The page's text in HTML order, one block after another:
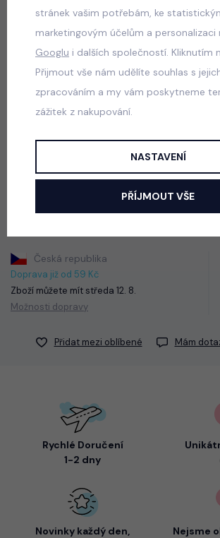
VLOŽIT DO KOŠÍKU
Glamour stretch džíny s krajkovými
Česká republika
Doprava již od 59 Kč
Zboží můžete mít středa 12. 8.
Možnosti dopravy
Přidat mezi oblíbené Mám
Rychlé Doručení
1-2 dny
Novinky každý den, Nejsme
stránek vašim potřebám, ke
marketingovým účelům a personalizaci
Googlu i dalších společností. Kliknutím
Přijmout vše nám udělíte souhlas s
zpracováním a my vám poskytneme
zážitek z nakupování.
NASTAVENÍ
PŘÍJMOUT VŠE